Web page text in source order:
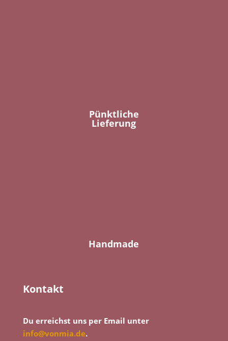
Pünktliche
Lieferung
Handmade
Kontakt
Du erreichst uns per Email unter
info@vonmia.de.